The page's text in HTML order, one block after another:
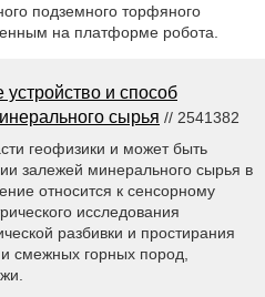
подземного торфяного
на платформе робота.
и способ
сырья // 2541382
геофизики и может быть
залежей минерального сырья в
относится к сенсорному
исследования
разбивки и простирания
смежных горных пород,